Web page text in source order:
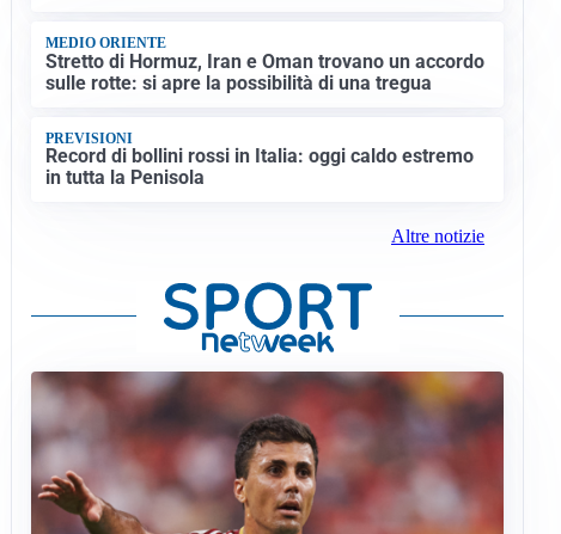
MEDIO ORIENTE
Stretto di Hormuz, Iran e Oman trovano un accordo
sulle rotte: si apre la possibilità di una tregua
PREVISIONI
Record di bollini rossi in Italia: oggi caldo estremo
in tutta la Penisola
Altre notizie